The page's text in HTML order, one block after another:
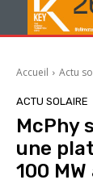
Accueil Actu
ACTU SOLAIRE
McPhy
une
100